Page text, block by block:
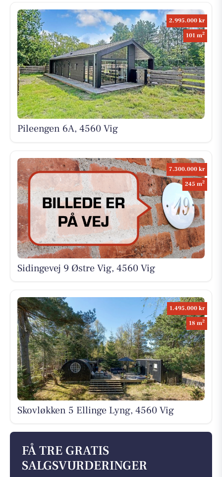
2.995.000 kr
101 m2
Pileengen 6A, 4560 Vig
7.300.000 kr
245 m2
Sidingevej 9 Østre Vig, 4560 Vig
1.495.000 kr
18 m2
Skovløkken 5 Ellinge Lyng, 4560 Vig
FÅ TRE GRATIS
SALGSVURDERINGER